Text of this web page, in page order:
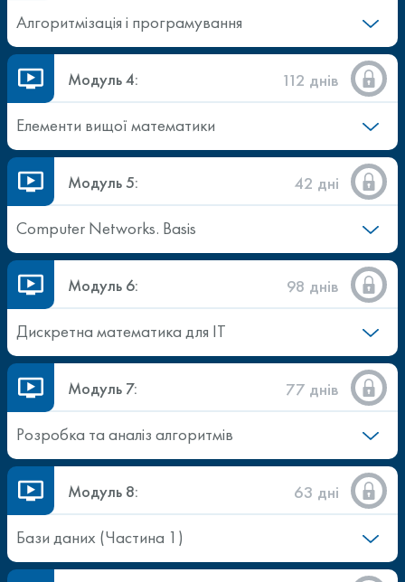
Алгоритмізація і програмування
Модуль 4:
112 днів
Елементи вищої математики
Модуль 5:
42 дні
Computer Networks. Basis
Модуль 6:
98 днів
Дискретна математика для ІТ
Модуль 7:
77 днів
Розробка та аналіз алгоритмів
Модуль 8:
63 дні
Бази даних (Частина 1)